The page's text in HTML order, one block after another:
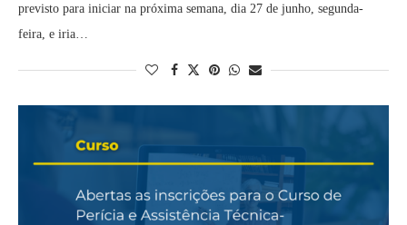
previsto para iniciar na próxima semana, dia 27 de junho, segunda-
feira, e iria…